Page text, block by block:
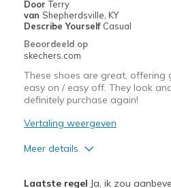
Door Terry
van Shepherdsville, KY
Describe Yourself Casual
Beoordeeld op
skechers.com
These shoes are great, offering
easy on / easy off. They look
definitely purchase again!
Vertaling weergeven
Meer details
Laatste regel Ja, ik zou